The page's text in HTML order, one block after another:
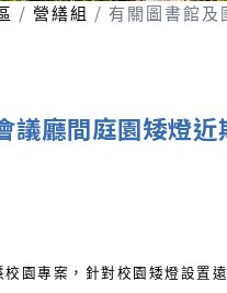
營繕組 有關圖書館及
議廳間庭園矮燈
園專案，針對校園矮燈設置